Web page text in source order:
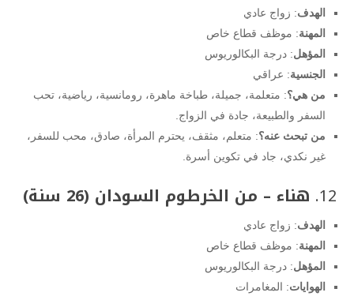
الهدف: زواج عادي
المهنة: موظف قطاع خاص
المؤهل: درجة البكالوريوس
الجنسية: عراقي
من هي؟: متعلمة، جميلة، طباخة ماهرة، رومانسية، رياضية، تحب
السفر والطبيعة، جادة في الزواج.
من تبحث عنه؟: متعلم، مثقف، يحترم المرأة، صادق، محب للسفر،
غير نكدي، جاد في تكوين أسرة.
12. هناء – من الخرطوم السودان (26 سنة)
الهدف: زواج عادي
المهنة: موظف قطاع خاص
المؤهل: درجة البكالوريوس
الهوايات: المغامرات